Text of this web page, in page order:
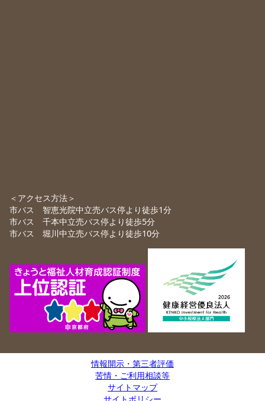
＜アクセス方法＞
市バス 智恵光院中立売バス停より徒歩1分
市バス 千本中立売バス停より徒歩5分
市バス 堀川中立売バス停より徒歩10分
情報開示・第三者評価
苦情・ご利用相談等
サイトマップ
サイトポリシー